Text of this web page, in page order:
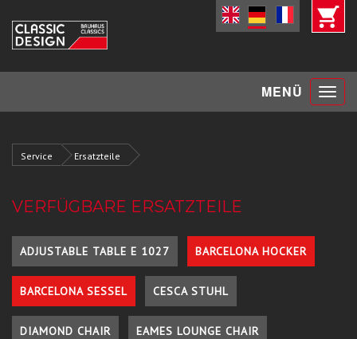
MENÜ Toggle
Service Ersatzteile
VERFÜGBARE ERSATZTEILE
ADJUSTABLE TABLE E 1027 BARCELONA HOCKER
BARCELONA SESSEL CESCA STUHL
DIAMOND CHAIR EAMES LOUNGE CHAIR